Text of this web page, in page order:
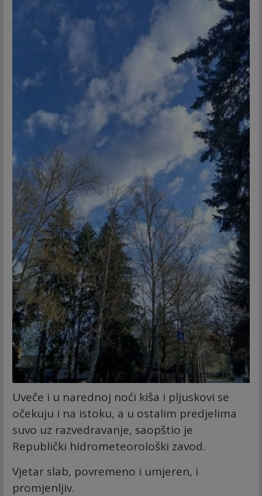
Uveče i u narednoj noći kiša i pljuskovi se
očekuju i na istoku, a u ostalim predjelima
suvo uz razvedravanje, saopštio je
Republički hidrometeorološki zavod.
Vjetar slab, povremeno i umjeren, i
promjenljiv.